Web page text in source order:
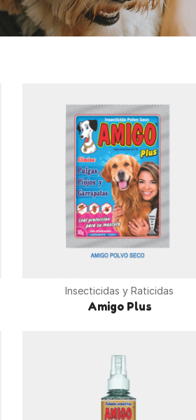
Insecticidas y Raticidas
Amigo Plus